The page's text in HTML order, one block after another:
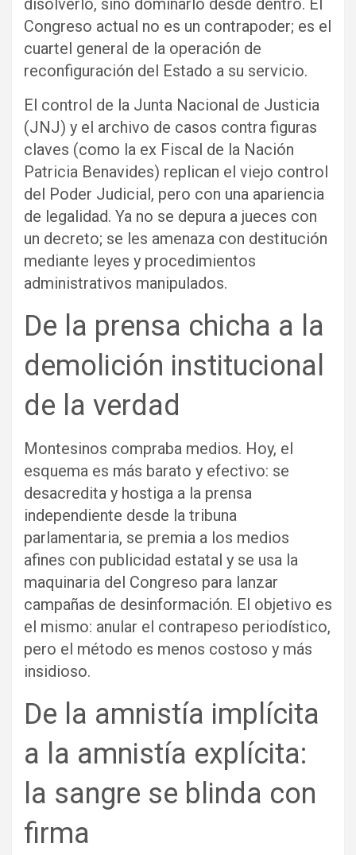
disolverlo, sino dominarlo desde dentro. El
Congreso actual no es un contrapoder; es el
cuartel general de la operación de
reconfiguración del Estado a su servicio.
El control de la Junta Nacional de Justicia
(JNJ) y el archivo de casos contra figuras
claves (como la ex Fiscal de la Nación
Patricia Benavides) replican el viejo control
del Poder Judicial, pero con una apariencia
de legalidad. Ya no se depura a jueces con
un decreto; se les amenaza con destitución
mediante leyes y procedimientos
administrativos manipulados.
De la prensa chicha a la
demolición institucional
de la verdad
Montesinos compraba medios. Hoy, el
esquema es más barato y efectivo: se
desacredita y hostiga a la prensa
independiente desde la tribuna
parlamentaria, se premia a los medios
afines con publicidad estatal y se usa la
maquinaria del Congreso para lanzar
campañas de desinformación. El objetivo es
el mismo: anular el contrapeso periodístico,
pero el método es menos costoso y más
insidioso.
De la amnistía implícita
a la amnistía explícita:
la sangre se blinda con
firma